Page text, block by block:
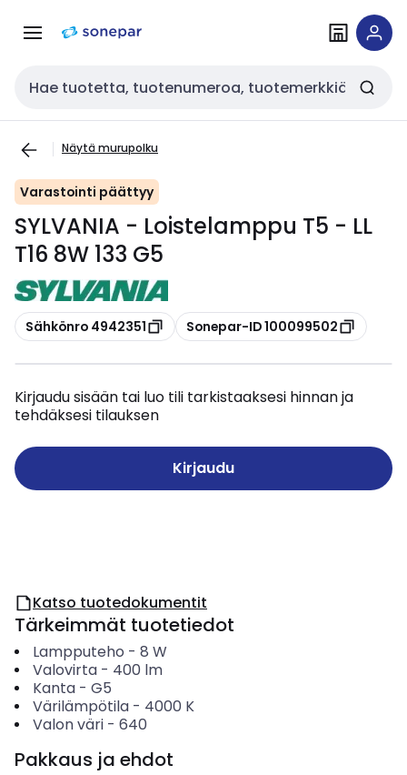
navigointiinsisältöön
Haku
Näytä murupolku
Varastointi päättyy
SYLVANIA - Loistelamppu T5 - LL
T16 8W 133 G5
Kopioi
Sähkönro 4942351 Kopioi
Sonepar-ID 100099502
Kirjaudu sisään tai luo tili tarkistaaksesi hinnan ja
tehdäksesi tilauksen
Kirjaudu
Katso tuotedokumentit
Tärkeimmät tuotetiedot
Lampputeho - 8 W
Valovirta- 400 lm
Kanta- G5
Värilämpötila- 4000 K
Valon väri- 640
Pakkaus ja ehdot